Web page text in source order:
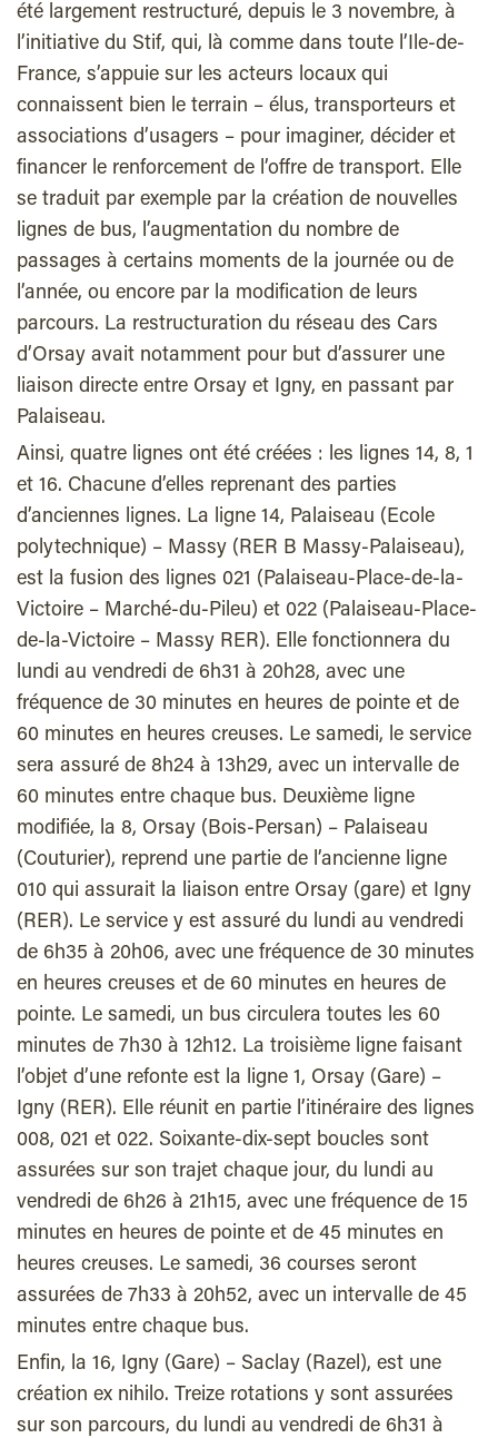
été largement restructuré, depuis le 3 novembre, à
l’initiative du Stif, qui, là comme dans toute l’Ile-de-
France, s’appuie sur les acteurs locaux qui
connaissent bien le terrain – élus, transporteurs et
associations d’usagers – pour imaginer, décider et
financer le renforcement de l’offre de transport. Elle
se traduit par exemple par la création de nouvelles
lignes de bus, l’augmentation du nombre de
passages à certains moments de la journée ou de
l’année, ou encore par la modification de leurs
parcours. La restructuration du réseau des Cars
d’Orsay avait notamment pour but d’assurer une
liaison directe entre Orsay et Igny, en passant par
Palaiseau.
Ainsi, quatre lignes ont été créées : les lignes 14, 8, 1
et 16. Chacune d’elles reprenant des parties
d’anciennes lignes. La ligne 14, Palaiseau (Ecole
polytechnique) – Massy (RER B Massy-Palaiseau),
est la fusion des lignes 021 (Palaiseau-Place-de-la-
Victoire – Marché-du-Pileu) et 022 (Palaiseau-Place-
de-la-Victoire – Massy RER). Elle fonctionnera du
lundi au vendredi de 6h31 à 20h28, avec une
fréquence de 30 minutes en heures de pointe et de
60 minutes en heures creuses. Le samedi, le service
sera assuré de 8h24 à 13h29, avec un intervalle de
60 minutes entre chaque bus. Deuxième ligne
modifiée, la 8, Orsay (Bois-Persan) – Palaiseau
(Couturier), reprend une partie de l’ancienne ligne
010 qui assurait la liaison entre Orsay (gare) et Igny
(RER). Le service y est assuré du lundi au vendredi
de 6h35 à 20h06, avec une fréquence de 30 minutes
en heures creuses et de 60 minutes en heures de
pointe. Le samedi, un bus circulera toutes les 60
minutes de 7h30 à 12h12. La troisième ligne faisant
l’objet d’une refonte est la ligne 1, Orsay (Gare) –
Igny (RER). Elle réunit en partie l’itinéraire des lignes
008, 021 et 022. Soixante-dix-sept boucles sont
assurées sur son trajet chaque jour, du lundi au
vendredi de 6h26 à 21h15, avec une fréquence de 15
minutes en heures de pointe et de 45 minutes en
heures creuses. Le samedi, 36 courses seront
assurées de 7h33 à 20h52, avec un intervalle de 45
minutes entre chaque bus.
Enfin, la 16, Igny (Gare) – Saclay (Razel), est une
création ex nihilo. Treize rotations y sont assurées
sur son parcours, du lundi au vendredi de 6h31 à